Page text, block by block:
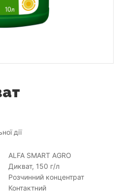
дії
ALFA SMART AGRO
Дикват, 150 г/л
Розчинний концентрат
Контактний